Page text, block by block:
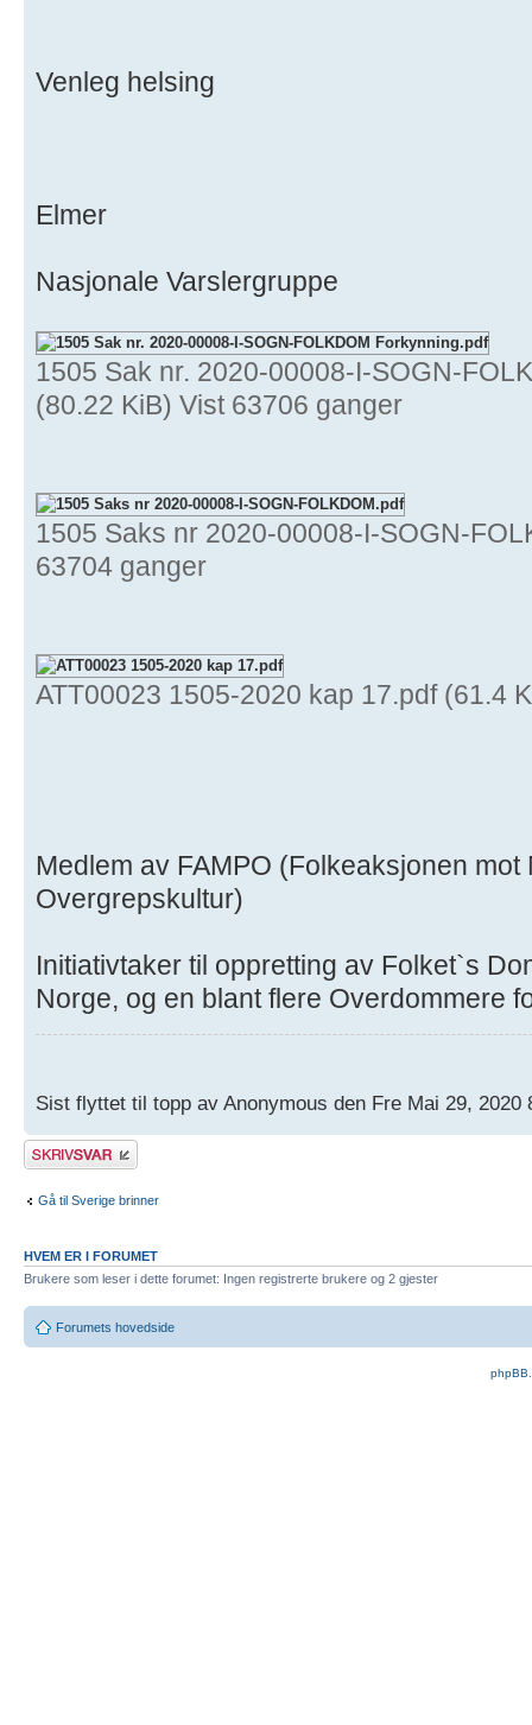
Venleg helsing
Elmer
Nasjonale Varslergruppe
1505 Sak nr. 2020-00008-I-SOGN-
(80.22 KiB) Vist 63706 ganger
1505 Saks nr 2020-00008-I-SOGN-
63704 ganger
ATT00023 1505-2020 kap 17.pdf (61.4
Medlem av FAMPO (Folkeaksjonen
Overgrepskultur)
Initiativtaker til oppretting av Folket`s
Norge, og en blant flere Overdommere
Sist flyttet til topp av Anonymous den Fre Mai 29, 2020
Skriv et svar
Gå til Sverige brinner
HVEM ER I FORUMET
Brukere som leser i dette forumet: Ingen registrerte brukere og 2 gjester
Forumets hovedside